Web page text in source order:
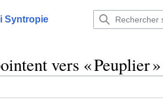
Syntropie
vers « Peuplier »